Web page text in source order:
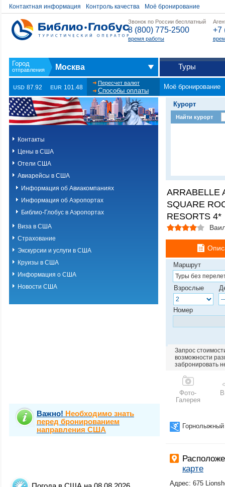
Контактная информация Контроль качества Моё бронирование
Звонок по России бесплатный
8 (800) 775-2500
время работы
+7
Москва Туры
USD 87.92 EUR 101.48
Пересчет валют
Способы оплаты
Моё бронирование
Контакты
Цены в США
Отели США
Авиарейсы в США
Информация об Авиакомпаниях
Информация об Аэропортах
Библио-Глобус в Аэропортах
Виза в США
Страхование
Экскурсии и услуги в США
Круизы в США
Информация о США
Новости США
Важно! Необходимо знать
перед бронированием
направления США
Курорт
Найти курорт
ARRABELLE
SQUARE
RESORTS 4*
Маршрут
Взрослые
Номер
Запрос
возможности
забронировать
Фото-
Галерея
Горнолыжный
карте
Адрес: 675